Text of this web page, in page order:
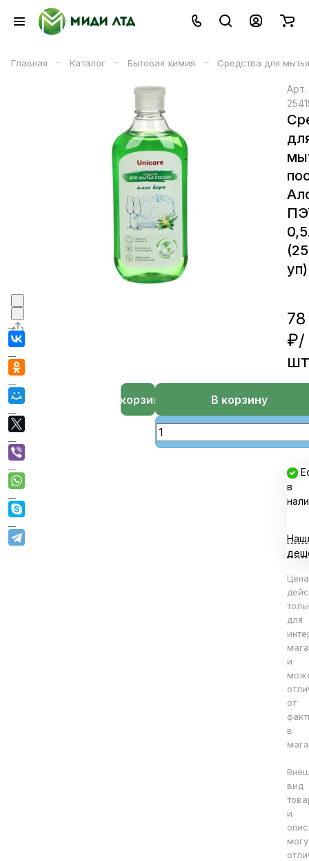
Главная – Каталог – Бытовая химия – Средства для
Арт.
уп)
78
₽/
шт
В корзину
В корзине
в
Цена
для
и
от
в
вид
и